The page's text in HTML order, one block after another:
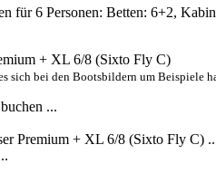
für 6 Personen: Betten: 6+2,
+ XL 6/8 (Sixto Fly C)
sich bei den Bootsbildern um Beispiele
...
Premium + XL 6/8 (Sixto Fly C)